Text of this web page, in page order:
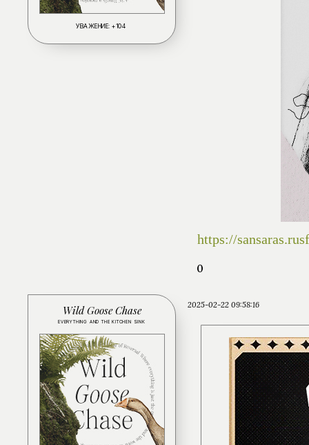
УВАЖЕНИЕ: +104
https://
0
2025-02-22 09:58:16
Wild Goose Chase
EVERYTHING AND THE KITCHEN SINK